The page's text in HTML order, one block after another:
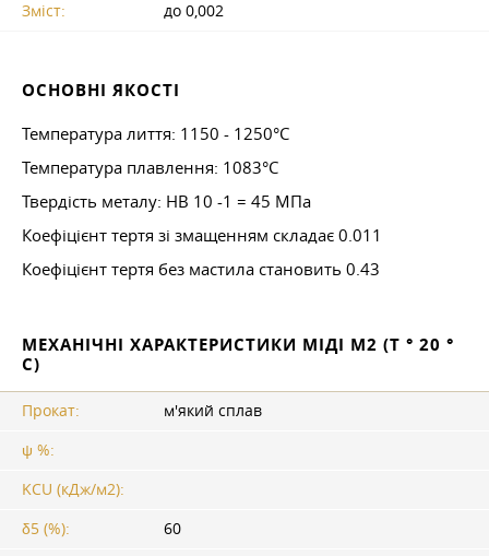
Зміст:
до 0,002
ОСНОВНІ ЯКОСТІ
Температура лиття: 1150 - 1250°C
Температура плавлення: 1083°C
Твердість металу: HB 10 -1 = 45 МПа
Коефіцієнт тертя зі змащенням складає 0.011
Коефіцієнт тертя без мастила становить 0.43
МЕХАНІЧНІ ХАРАКТЕРИСТИКИ МІДІ М2 (T ° 20 °
С)
Прокат:
м'який сплав
ψ %:
KCU (кДж/м2):
δ5 (%):
60